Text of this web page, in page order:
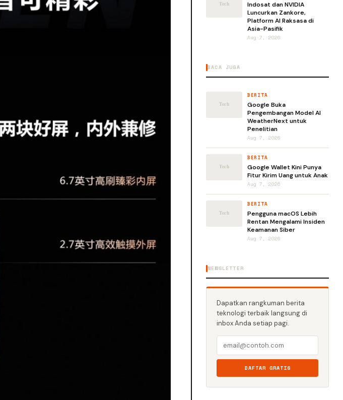
Indosat dan NVIDIA
Luncurkan Zankore,
Platform AI Raksasa di
Asia-Pasifik
Aug 7, 2026
BACA JUGA
BERITA
Google Buka
Pengembangan Model AI
WeatherNext untuk
Penelitian
Aug 7, 2026
BERITA
Google Wallet Kini Punya
Fitur Kirim Uang untuk Anak
Aug 7, 2026
BERITA
Pengguna macOS Lebih
Rentan Mengalami Insiden
Keamanan Siber
Aug 7, 2026
NEWSLETTER
Dapatkan rangkuman berita
teknologi terbaik langsung di
inbox Anda setiap pagi.
DAFTAR GRATIS